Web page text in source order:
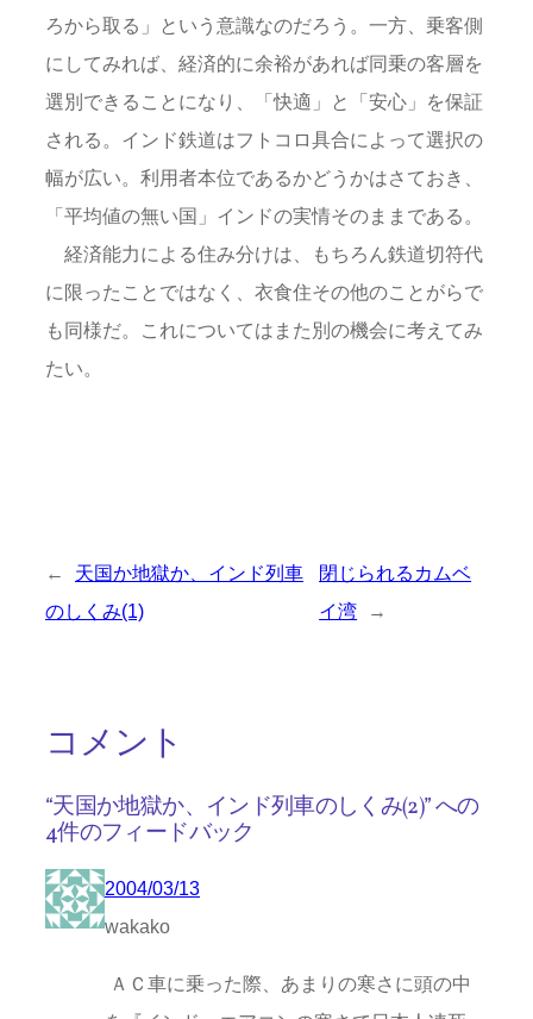
ろから取る」という意識なのだろう。一方、乗客側
にしてみれば、経済的に余裕があれば同乗の客層を
選別できることになり、「快適」と「安心」を保証
される。インド鉄道はフトコロ具合によって選択の
幅が広い。利用者本位であるかどうかはさておき、
「平均値の無い国」インドの実情そのままである。
経済能力による住み分けは、もちろん鉄道切符代
に限ったことではなく、衣食住その他のことがらで
も同様だ。これについてはまた別の機会に考えてみ
たい。
←
天国か地獄か、インド列車
のしくみ(1)
閉じられるカムベ
イ湾
→
コメント
“天国か地獄か、インド列車のしくみ(2)” への
4件のフィードバック
2004/03/13
wakako
ＡＣ車に乗った際、あまりの寒さに頭の中